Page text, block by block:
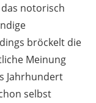
notorisch
bröckelt die
Meinung
Jahrhundert
selbst